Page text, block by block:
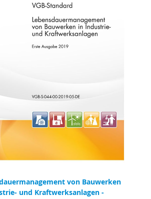
von Bauwerken
und Kraftwerksanlagen -